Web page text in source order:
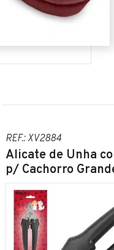
REF.: XV2884
Alicate de Unha
p/ Cachorro